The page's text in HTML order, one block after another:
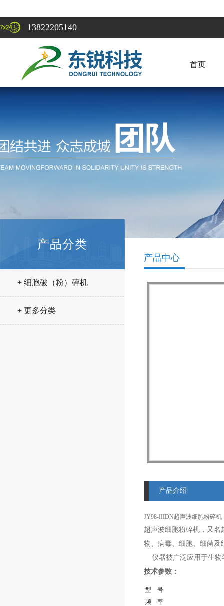
13822205140
首页
产品分类
+ 细胞破（粉）碎机
+ 更多分类
产品中心
产品介绍
JY98-IIIDN超声波细胞粉碎机
超声波细胞粉碎机，又
物、病毒、细胞、细菌及
仪器被广泛应用于生物
技术参数：
型 号
频 率